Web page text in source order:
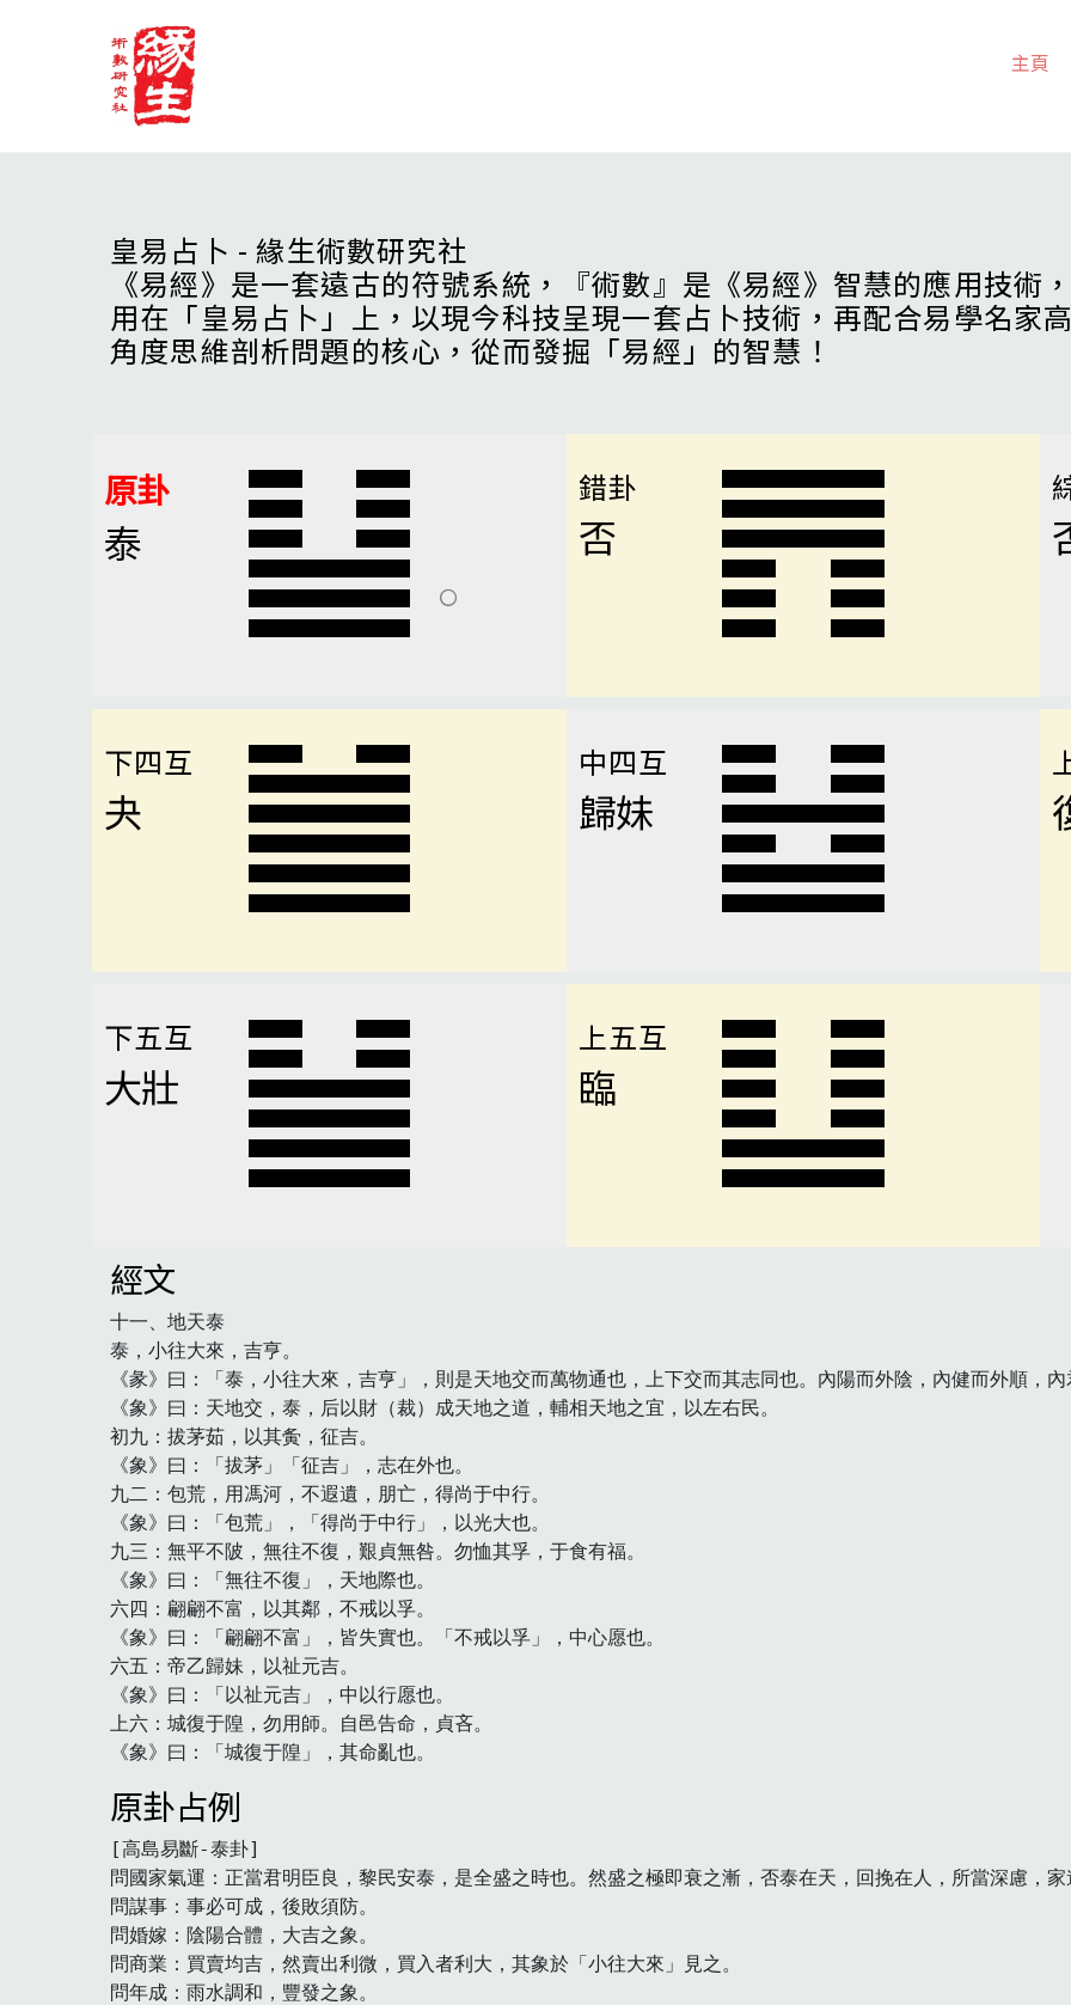
主頁
皇易占卜 - 緣生術數研究社
《易經》是一套遠古的符號系統，『術數』是《易經》智慧的應用技術
用在「皇易占卜」上，以現今科技呈現一套占卜技術，再配合易學名家
角度思維剖析問題的核心，從而發掘「易經」的智慧！
原卦
泰
錯卦
否
下四互
夬
中四互
歸妹
下五互
大壯
上五互
臨
經文
十一、地天泰
泰，小往大來，吉亨。
《彖》曰：「泰，小往大來，吉亨」，則是天地交而萬物通也，上下交而其志同也。內陽而外陰，內健而外順，
《象》曰：天地交，泰，后以財（裁）成天地之道，輔相天地之宜，以左右民。
初九：拔茅茹，以其夤，征吉。
《象》曰：「拔茅」「征吉」，志在外也。
九二：包荒，用馮河，不遐遺，朋亡，得尚于中行。
《象》曰：「包荒」，「得尚于中行」，以光大也。
九三：無平不陂，無往不復，艱貞無咎。勿恤其孚，于食有福。
《象》曰：「無往不復」，天地際也。
六四：翩翩不富，以其鄰，不戒以孚。
《象》曰：「翩翩不富」，皆失實也。「不戒以孚」，中心愿也。
六五：帝乙歸妹，以祉元吉。
《象》曰：「以祉元吉」，中以行愿也。
上六：城復于隍，勿用師。自邑告命，貞吝。
《象》曰：「城復于隍」，其命亂也。
原卦占例
[高島易斷-泰卦]
問國家氣運：正當君明臣良，黎民安泰，是全盛之時也。然盛之極即衰之漸，否泰在天，回挽在人，所當深慮，
問謀事：事必可成，後敗須防。
問婚嫁：陰陽合體，大吉之象。
問商業：買賣均吉，然賣出利微，買入者利大，其象於「小往大來」見之。
問年成：雨水調和，豐發之象。